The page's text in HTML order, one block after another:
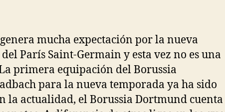
mucha expectación por la nueva
París Saint-Germain y esta vez no es una
primera equipación del Borussia
para la nueva temporada ya ha sido
la actualidad, el Borussia Dortmund cuenta